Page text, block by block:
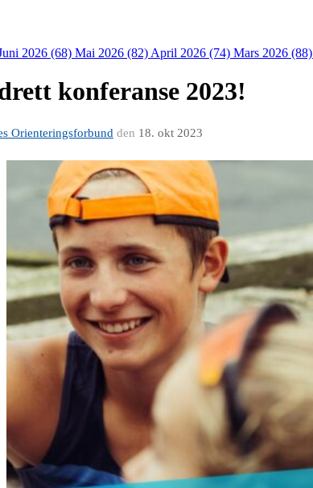
2026 (68) Mai 2026 (82) April 2026 (74) Mars 2026 (88)
konferanse 2023!
Orienteringsforbund den 18. okt 2023